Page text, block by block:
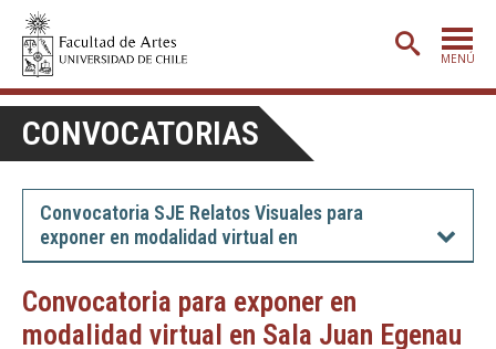
MENÚ
PORTADA
ADMISIÓN
ETAPA BÁSICA
CARRERAS
EXTENSIÓN
CONVOCATORIAS
Convocatoria SJE Relatos Visuales para
exponer en modalidad virtual en
Convocatoria para exponer en
modalidad virtual en Sala Juan Egenau